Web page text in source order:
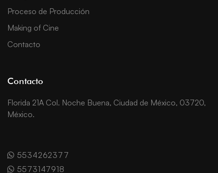
Proceso de Producción
Making of Cine
Contacto
Contacto
Florida 21A Col. Noche Buena, Ciudad de México, 03720,
México.
5534262377
5573147918